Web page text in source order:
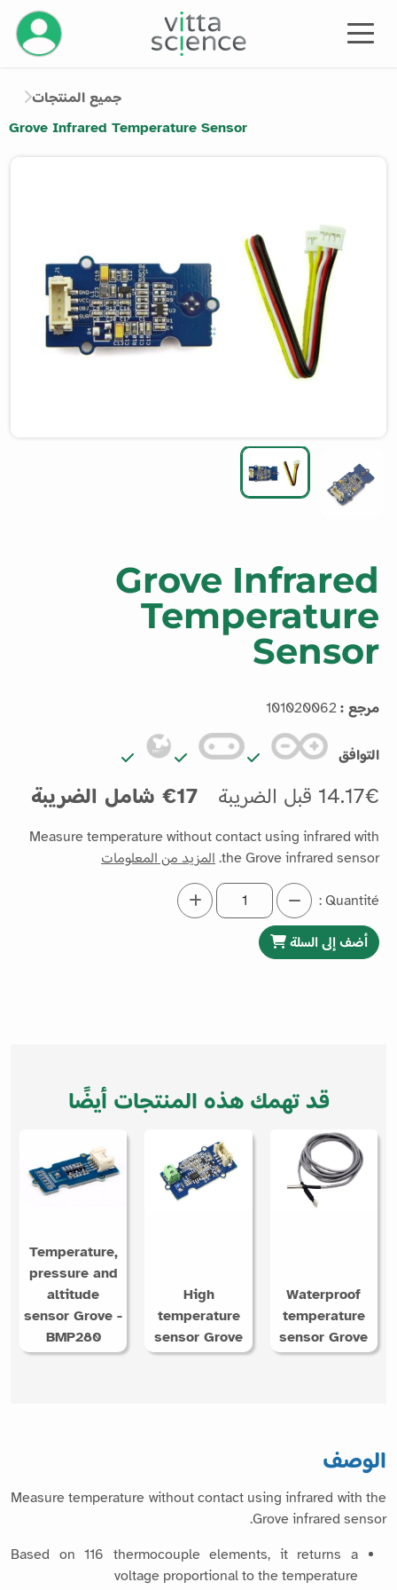
إدارة
جميع المنتجات
Grove Infrared Temperature Sensor
Grove Infrared
Temperature
Sensor
مرجع :
التوافق
14.17€ قبل الضريبة 17€ شامل الضريبة
Measure temperature without contact using infrared with
the Grove infrared sensor. المزيد من المعلومات
Quantité :
أضف إلى السلة
قد تهمك هذه المنتجات أيضًا
Waterproof
temperature
sensor Grove
High
temperature
sensor Grove
Temperature,
pressure and
altitude
sensor Grove -
BMP280
الوصف
Measure temperature without contact using infrared with the
Grove infrared sensor.
Based on 116 thermocouple elements, it returns a
voltage proportional to the temperature